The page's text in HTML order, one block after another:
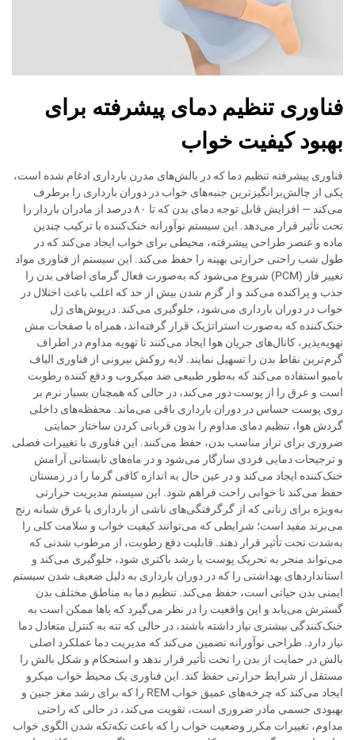
فناوری تنظیم دمای پیشرفته برای
بهبود کیفیت خواب
فناوری پیشرفته تنظیم دما که در بالش‌های مدرن بارداری ادغام شده است،
یکی از چالش‌برانگیزترین جنبه‌های خواب در دوران بارداری را برطرف
می‌کند — افزایش قابل توجه دمای بدن که تا ۸۰ درصد از مادران باردار را
تحت تأثیر قرار می‌دهد. این سیستم نوآورانه خنک‌کننده با ترکیب چندین
ماده و عنصر طراحی پیشرفته، محیطی برای خواب ایجاد می‌کند که در
طول شب راحتی حرارتی بهینه را حفظ می‌کند. این سیستم از فناوری مواد
تغییر فاز (PCM) شروع می‌شود که به‌صورت فعال گرمای اضافی بدن را
جذب و پراکنده می‌کند و از گرم شدن بیش از حد که اغلب باعث اختلال در
خواب در دوران بارداری می‌شود، جلوگیری می‌کند. درپوش‌های ژل
خنک‌کننده که به‌صورت استراتژیک قرار گرفته‌اند، همراه با صفحات مش
تهویه‌پذیر، کانال‌های جریان هوا ایجاد می‌کنند تا تهویه مداوم در اطراف
گرم‌ترین نقاط بدن را تسهیل نمایند. لایه روکش بیرونی از فناوری الیاف
بامبو استفاده می‌کند که به‌طور طبیعی ضد میکروب و دفع کننده رطوبت
است و عرق را از پوست دور می‌کند، در حالی که همچنان بسیار نرم بر
روی پوست حساس در دوران بارداری باقی می‌ماند. محفظه‌های داخلی
گردش هوا، تنظیم دمای مداوم را بدون قربانی کردن ساختار حمایتی
ضروری برای تراز مناسب بدن، حفظ می‌کنند. این فناوری با تغییرات فصلی
و ترجیحات دمایی فردی سازگار می‌شود و در ماه‌های تابستانی آرامش
خنک‌کننده ایجاد می‌کند و در عین حال به اندازه کافی گرما را در زمستان
حفظ می‌کند تا خوابی راحت فراهم شود. این سیستم مدیریت حرارتی
به‌ویژه برای زنانی که از گرگرفتگی‌های ناشی از بارداری یا عرق شبانه رنج
می‌برند مفید است؛ شرایطی که می‌توانند کیفیت خواب و سلامت کلی را
به‌شدت تحت تأثیر قرار دهند. قابلیت دفع رطوبت، از مرطوب شدنی که
می‌تواند منجر به تحریک پوست یا رشد باکتری شود، جلوگیری می‌کند و
استانداردهای بهداشتی را که در دوران بارداری به دلیل ضعیف شدن سیستم
ایمنی بدن حیاتی است، حفظ می‌کند. تنظیم دما به مناطق مختلف بدن
گسترش می‌یابد و این واقعیت را در نظر می‌گیرد که پاها ممکن است به
خنک‌کنندگی بیشتری نیاز داشته باشند، در حالی که تنه به کنترل متعادل دما
نیاز دارد. طراحی نوآورانه تضمین می‌کند که مدیریت دما عملکرد اصلی
بالش در حمایت از بدن را تحت تأثیر قرار ندهد و استحکام و شکل بالش را
مستقل از شرایط حرارتی حفظ کند. این فناوری یک محیط خواب میکرو
ایجاد می‌کند که چرخه‌های عمیق خواب REM را که برای رشد مغز جنین و
بهبودی جسمی مادر ضروری است، تقویت می‌کند، در حالی که راحتی
مداوم، تغییرات مکرر وضعیت خواب را که باعث تکه‌تکه شدن الگوی خواب